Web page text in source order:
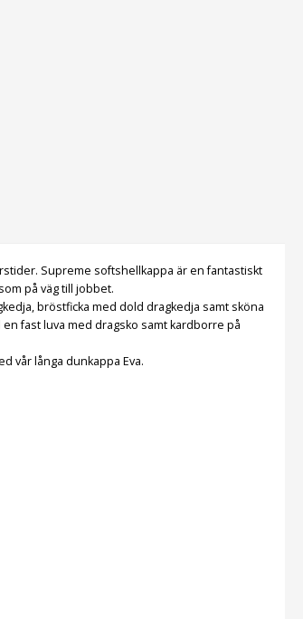
Supreme softshellkappa är en fantastiskt
på väg till jobbet.
bröstficka med dold dragkedja samt sköna
fast luva med dragsko samt kardborre på
vår långa dunkappa Eva.